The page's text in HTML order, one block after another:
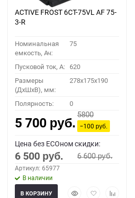
ACTIVE FROST 6СТ-75VL АF 75-
3-R
Номинальная
емкость, Ач:
75
Пусковой ток, A: 620
Размеры
(ДхШхВ), мм:
278x175x190
Полярность: 0
5 700 руб.
5800
−100руб.
Цена без ECOном скидки:
6 500 руб. 6 600руб.
Артикул: 65977
В наличии
БыстрыйДобавитьДобавить
В КОРЗИНУ